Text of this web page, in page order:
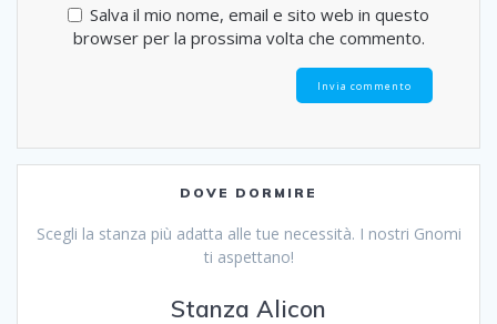
Salva il mio nome, email e sito web in questo
browser per la prossima volta che commento.
DOVE DORMIRE
Scegli la stanza più adatta alle tue necessità. I nostri Gnomi
ti aspettano!
Stanza Alicon